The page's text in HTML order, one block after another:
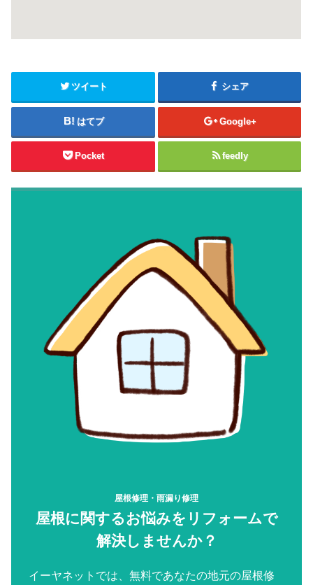
ツイート シェア
はてブ Google+
Pocket feedly
屋根修理・雨漏り修理
屋根に関するお悩みをリフォームで
解決しませんか？
イーヤネットでは、無料であなたの地元の屋根修